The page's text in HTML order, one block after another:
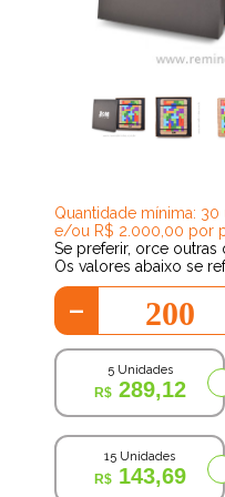
Quantidade mínima: 30
e/ou R$ 2.000,00 por
Se preferir, orce outras
Os valores abaixo se
-
5 Unidades
289,12
15 Unidades
143,69